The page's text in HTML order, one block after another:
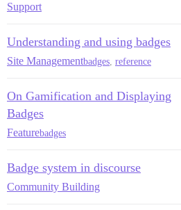
Support
Understanding and using badges
Site Managementbadges reference
On Gamification and Displaying
Badges
Featurebadges
Badge system in discourse
Community Building